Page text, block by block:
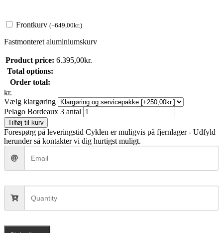
Frontkurv (+649,00kr.)
Fastmonteret aluminiumskurv
Product price: 6.395,00kr.
Total options:
Order total:
kr.
Vælg klargøring
Pelago Bordeaux 3 antal
Tilføj til kurv
Forespørg på leveringstid Cyklen er muligvis på fjernlager - Udfyld
herunder så kontakter vi dig hurtigst muligt.